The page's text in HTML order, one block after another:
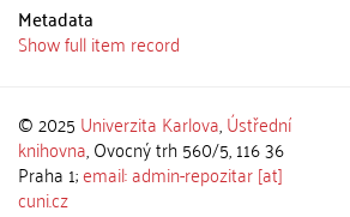
Metadata
Show full item record
© 2025 Univerzita Karlova,Ústřední
knihovna, Ovocný trh 560/5, 116 36
Praha 1;email: admin-repozitar [at]
cuni.cz